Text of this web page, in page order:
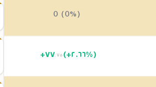
0 (0%)
+٧٧ .٧٥ (+٢.٦٦%)